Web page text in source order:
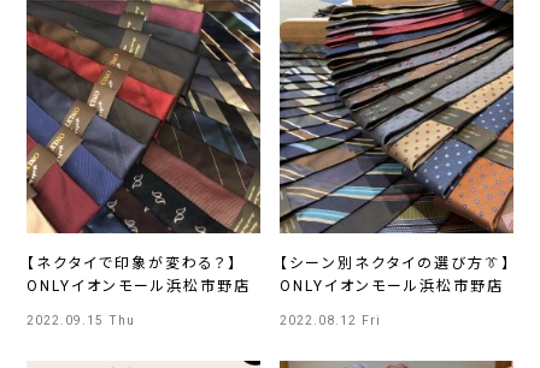
【ネクタイで印象が変わる？】
ONLYイオンモール浜松市野店
2022.09.15 Thu
【シーン別ネクタイの選び方👔】
ONLYイオンモール浜松市野店
2022.08.12 Fri